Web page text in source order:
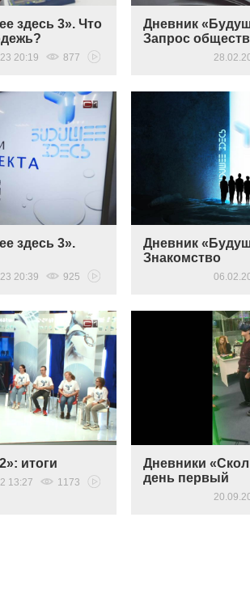
здесь 3». Что
20:19 877
Дневник
Запрос
здесь 3».
20:39 925
Дневник
Знакомство
итоги
13:27 1173
Дневники
день первый